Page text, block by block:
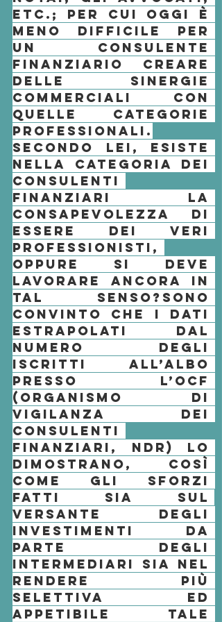
etc.; per cui oggi è
meno difficile per
un consulente
finanziario
creare
delle sinergie
commerciali con
quelle categorie
professionali.
Secondo lei, esiste
nella categoria dei
consulenti
finanziari la
consapevolezza di
essere dei veri
professionisti,
oppure si deve
lavorare ancora in
tal senso? Sono
convinto che i dati
estrapolati dal
numero degli
iscritti all’albo
presso l’ OCF
(organismo di
consulenti
finanziari , ndr) lo
dimostrano, così
come gli sforzi
fatti sia sul
investimenti
da
parte degli
intermediari sia nel
rendere più
selettiva ed